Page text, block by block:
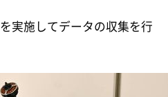
実施してデータの収集を行